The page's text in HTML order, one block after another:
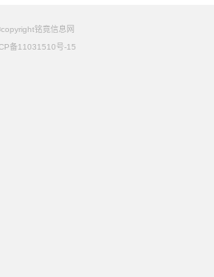
铭竟信息网
备11031510号-15